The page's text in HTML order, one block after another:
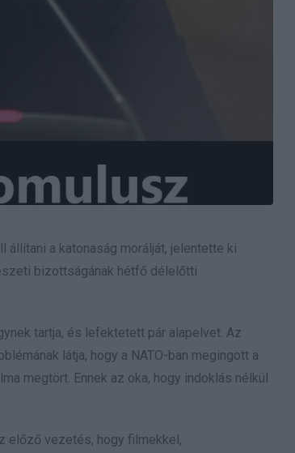
a katonaság morálját, jelentette ki
bizottságának hétfő délelőtti
tartja, és lefektetett pár alapelvet. Az
látja, hogy a NATO-ban megingott a
megtört. Ennek az oka, hogy indoklás nélkül
előző vezetés, hogy filmekkel,